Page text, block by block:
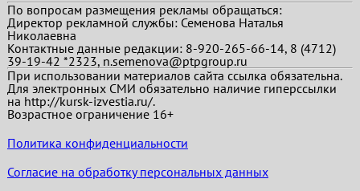
По вопросам размещения рекламы обращаться:
Директор рекламной службы: Семенова Наталья
Николаевна
Контактные данные редакции: 8-920-265-66-14, 8 (4712)
39-19-42 *2323, n.semenova@ptpgroup.ru
При использовании материалов сайта ссылка обязательна.
Для электронных СМИ обязательно наличие гиперссылки
на http://kursk-izvestia.ru/.
Возрастное ограничение 16+
Политика конфиденциальности
Согласие на обработку персональных данных